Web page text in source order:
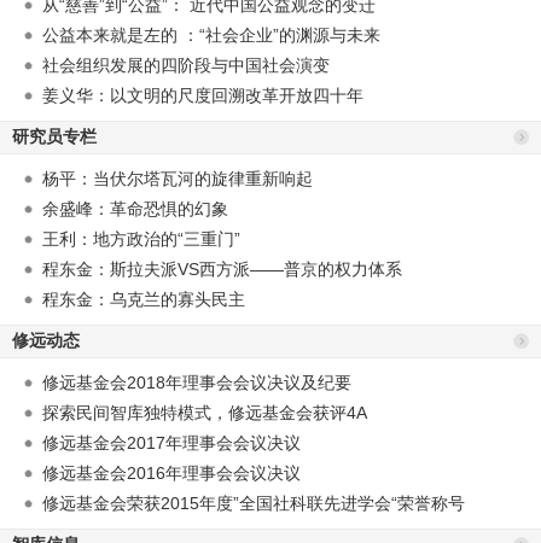
从“慈善”到“公益”： 近代中国公益观念的变迁
公益本来就是左的 ：“社会企业”的渊源与未来
社会组织发展的四阶段与中国社会演变
姜义华：以文明的尺度回溯改革开放四十年
研究员专栏
杨平：当伏尔塔瓦河的旋律重新响起
余盛峰：革命恐惧的幻象
王利：地方政治的“三重门”
程东金：斯拉夫派VS西方派——普京的权力体系
程东金：乌克兰的寡头民主
修远动态
修远基金会2018年理事会会议决议及纪要
探索民间智库独特模式，修远基金会获评4A
修远基金会2017年理事会会议决议
修远基金会2016年理事会会议决议
修远基金会荣获2015年度”全国社科联先进学会“荣誉称号